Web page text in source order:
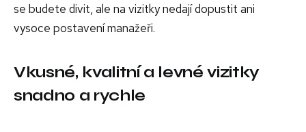
se budete divit, ale na vizitky nedají dopustit ani
vysoce postavení manažeři.
Vkusné, kvalitní a levné vizitky
snadno a rychle